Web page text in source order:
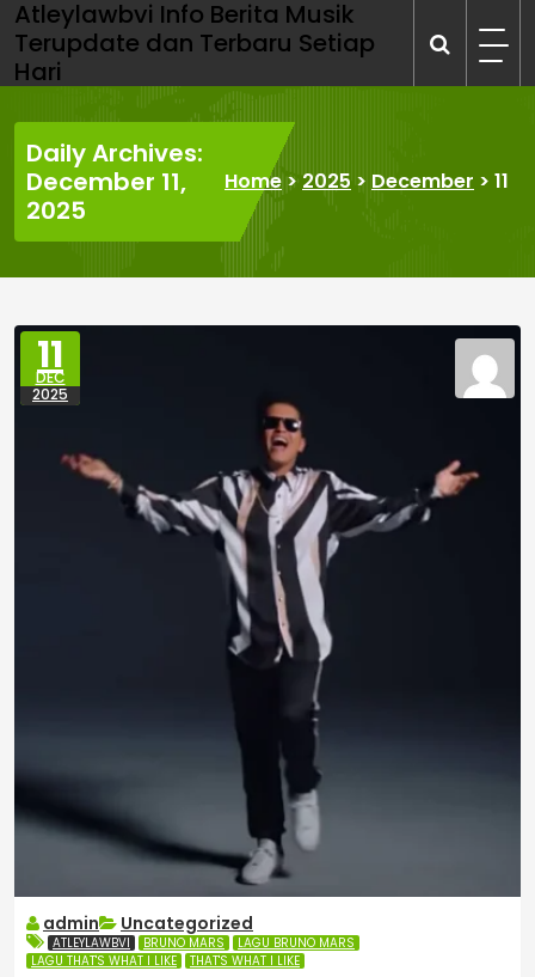
Skip
to
content
Atleylawbvi Info Berita Musik
Terupdate dan Terbaru Setiap
Hari
Daily Archives:
December 11,
2025
Home>2025> December > 11
11
DEC
2025
admin Uncategorized
ATLEYLAWBVI BRUNO MARS
LAGU BRUNO MARS
LAGU THAT'S WHAT I LIKE
THAT'S WHAT I LIKE